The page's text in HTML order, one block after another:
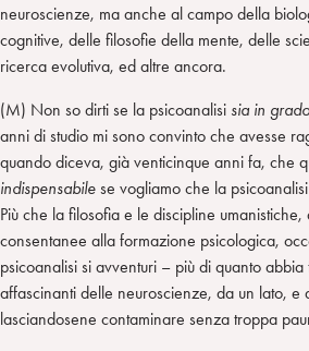
neuroscienze, ma anche al campo della
cognitive, delle filosofie della mente, delle
ricerca evolutiva, ed altre ancora.
(M) Non so dirti se la psicoanalisi sia in grado
anni di studio mi sono convinto che avesse
quando diceva, già venticinque anni fa, che
indispensabile se vogliamo che la
Più che la filosofia e le discipline
consentanee alla formazione psicologica,
psicoanalisi si avventuri – più di quanto
affascinanti delle neuroscienze, da un lato, e
lasciandosene contaminare senza troppa